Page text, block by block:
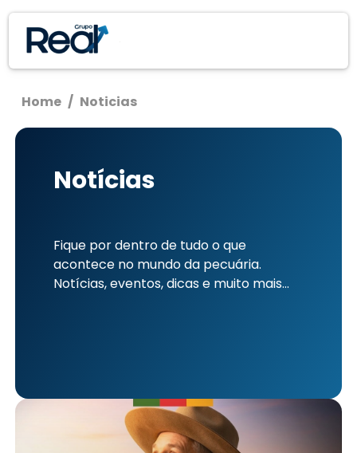
Home / Noticias
Notícias
Fique por dentro de tudo o que
acontece no mundo da pecuária.
Notícias, eventos, dicas e muito mais...